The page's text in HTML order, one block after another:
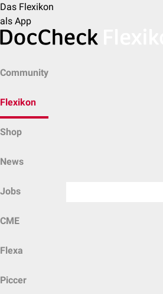
Das Flexikon
als App
Community
Flexikon
Shop
News
Jobs
CME
Flexa
Piccer